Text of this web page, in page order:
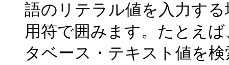
語のリテラル値を入力す
用符で囲みます。たとえ
タベース・テキスト値を